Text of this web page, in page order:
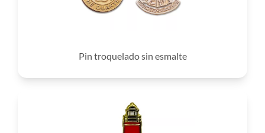
Pin troquelado sin esmalte